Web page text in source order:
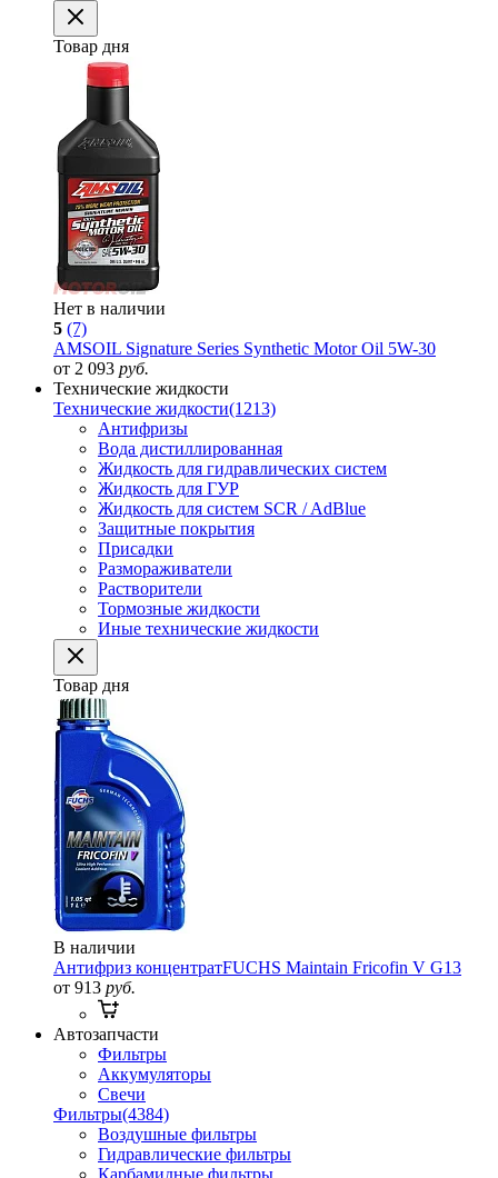
Товар дня
Нет в наличии
5 (7)
AMSOIL Signature Series Synthetic Motor Oil 5W-30
от 2 093 руб.
Технические жидкости
Технические жидкости(1213)
Антифризы
Вода дистиллированная
Жидкость для гидравлических систем
Жидкость для ГУР
Жидкость для систем SCR / AdBlue
Защитные покрытия
Присадки
Размораживатели
Растворители
Тормозные жидкости
Иные технические жидкости
Товар дня
В наличии
Антифриз концентратFUCHS Maintain Fricofin V G13
от 913 руб.
Автозапчасти
Фильтры
Аккумуляторы
Свечи
Фильтры(4384)
Воздушные фильтры
Гидравлические фильтры
Карбамидные фильтры